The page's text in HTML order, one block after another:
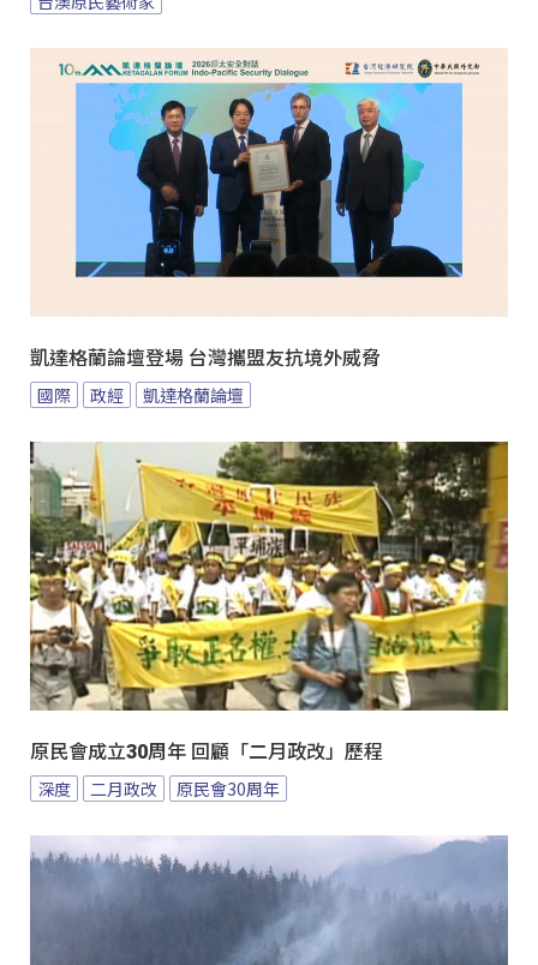
凱達格蘭論壇登場 台灣攜盟友抗境外威脅
國際 政經 凱達格蘭論壇
原民會成立30周年 回顧「二月政改」歷程
深度 二月政改 原民會30周年